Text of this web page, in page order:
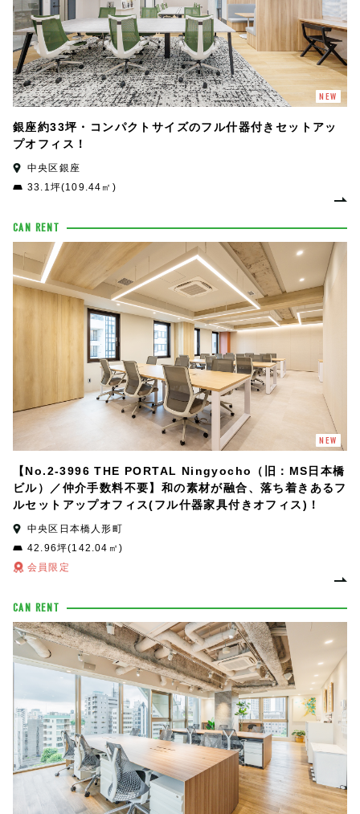
NEW
銀座約33坪・コンパクトサイズのフル什器付きセットアッ
プオフィス！
中央区銀座
33.1坪(109.44㎡)
CAN RENT
NEW
【No.2-3996 THE PORTAL Ningyocho（旧：MS日本橋
ビル）／仲介手数料不要】和の素材が融合、落ち着きあるフ
ルセットアップオフィス(フル什器家具付きオフィス)！
中央区日本橋人形町
42.96坪(142.04㎡)
会員限定
CAN RENT